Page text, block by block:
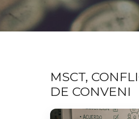
MSCT,
DE CONVENI